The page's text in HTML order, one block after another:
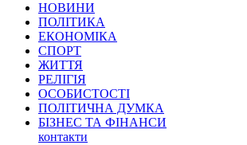
НОВИНИ
ПОЛІТИКА
ЕКОНОМІКА
СПОРТ
ЖИТТЯ
РЕЛІГІЯ
ОСОБИСТОСТІ
ПОЛІТИЧНА ДУМКА
БІЗНЕС ТА ФІНАНСИ
контакти